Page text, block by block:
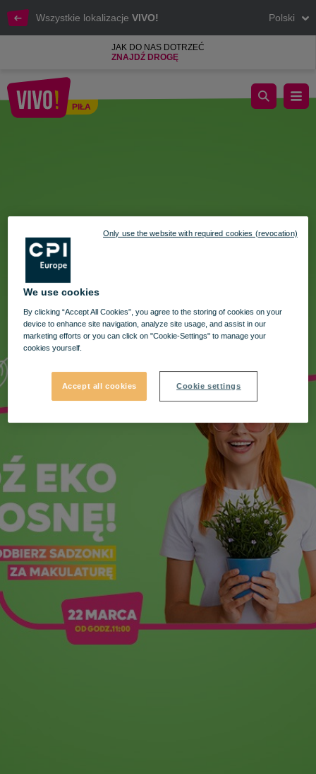
Wszystkie lokalizacje VIVO! Polski
JAK DO NAS DOTRZEĆ
ZNAJDŹ DROGĘ
PIŁA
Bądź EKO na wiosnę!
We use cookies
By clicking “Accept All Cookies”, you agree to the storing of cookies on your
device to enhance site navigation, analyze site usage, and assist in our
marketing efforts or you can click on "Cookie-Settings" to manage your
cookies yourself.
Accept all cookies Cookie settings
Only use the website with required cookies (revocation)